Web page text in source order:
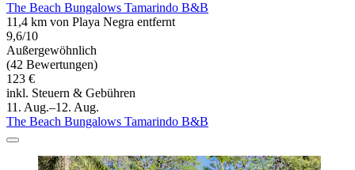
The Beach Bungalows Tamarindo B&B
11,4 km von Playa Negra entfernt
9,6/10
Außergewöhnlich
(42 Bewertungen)
123 €
inkl. Steuern & Gebühren
11. Aug.–12. Aug.
The Beach Bungalows Tamarindo B&B